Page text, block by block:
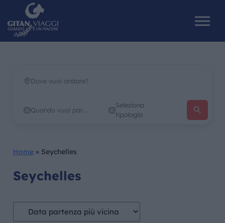
Seleziona
tipologia
CHI SIAMO
CONTATTI
Home » Seychelles
Seychelles